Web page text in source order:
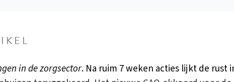
in de zorgsector. Na ruim 7 weken acties lijkt de rust